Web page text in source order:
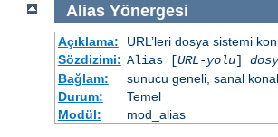
Alias Yönergesi
Açıklama:
URL’leri dosya sistemi
Sözdizimi: Alias [URL-yolu]
Bağlam:
sunucu geneli, sanal
Durum:
Temel
Modül:
mod_alias